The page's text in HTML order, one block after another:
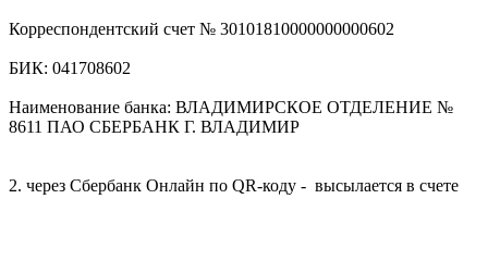
Корреспондентский счет № 30101810000000000602
БИК: 041708602
Наименование банка: ВЛАДИМИРСКОЕ ОТДЕЛЕНИЕ №
8611 ПАО СБЕРБАНК Г. ВЛАДИМИР
2. через Сбербанк Онлайн по QR-коду - высылается в счете